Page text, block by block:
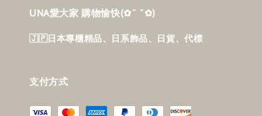
UNA愛大家 購物愉快‎(✿˘ ˘✿)
🇯🇵日本專櫃精品、日系飾品、日貨、代標
支付方式